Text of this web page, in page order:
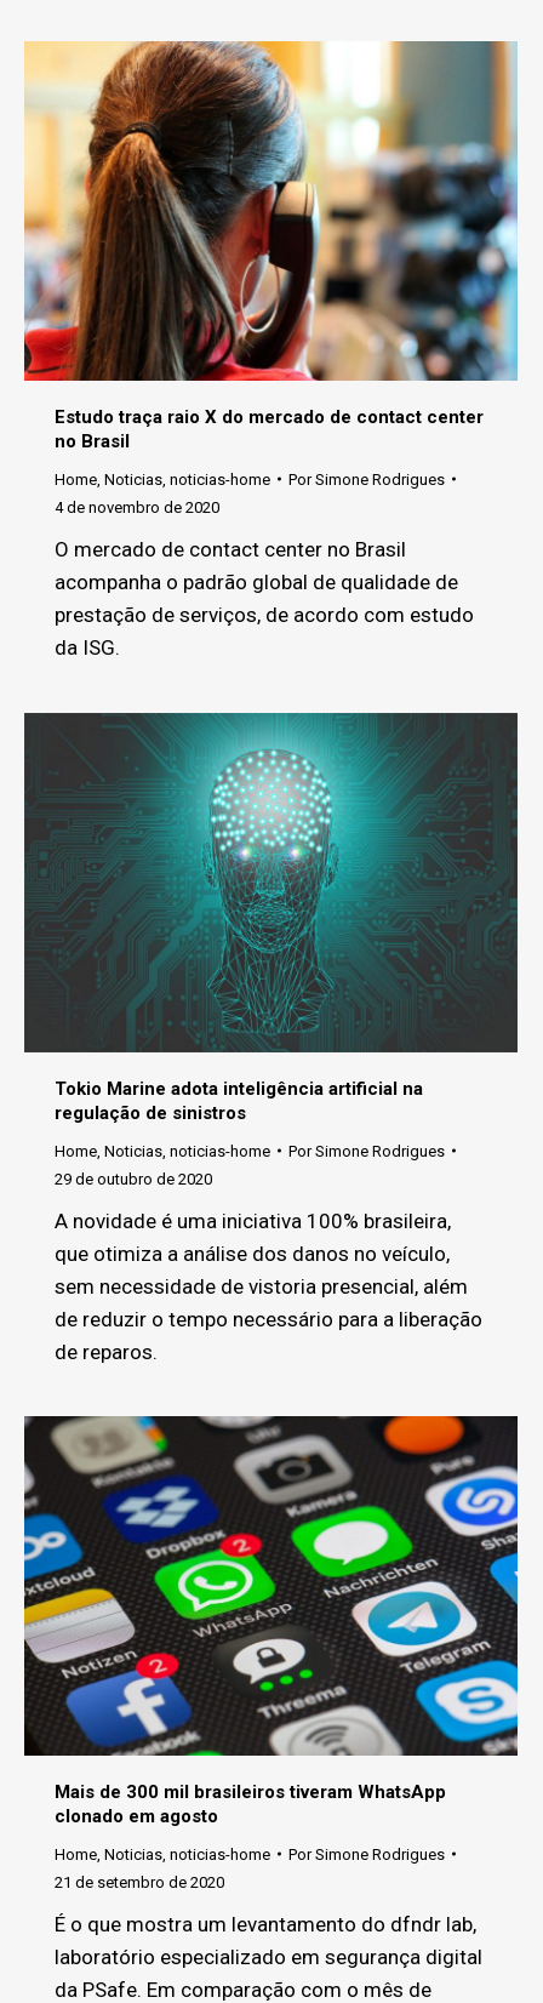
Estudo traça raio X do mercado de contact center
no Brasil
Home Noticias noticias-home PorSimone Rodrigues
4 de novembro de 2020
O mercado de contact center no Brasil
acompanha o padrão global de qualidade de
prestação de serviços, de acordo com estudo
da ISG.
Tokio Marine adota inteligência artificial na
regulação de sinistros
Home Noticias noticias-home PorSimone Rodrigues
29 de outubro de 2020
A novidade é uma iniciativa 100% brasileira,
que otimiza a análise dos danos no veículo,
sem necessidade de vistoria presencial, além
de reduzir o tempo necessário para a liberação
de reparos.
Mais de 300 mil brasileiros tiveram WhatsApp
clonado em agosto
Home Noticias noticias-home PorSimone Rodrigues
21 de setembro de 2020
É o que mostra um levantamento do dfndr lab,
laboratório especializado em segurança digital
da PSafe. Em comparação com o mês de